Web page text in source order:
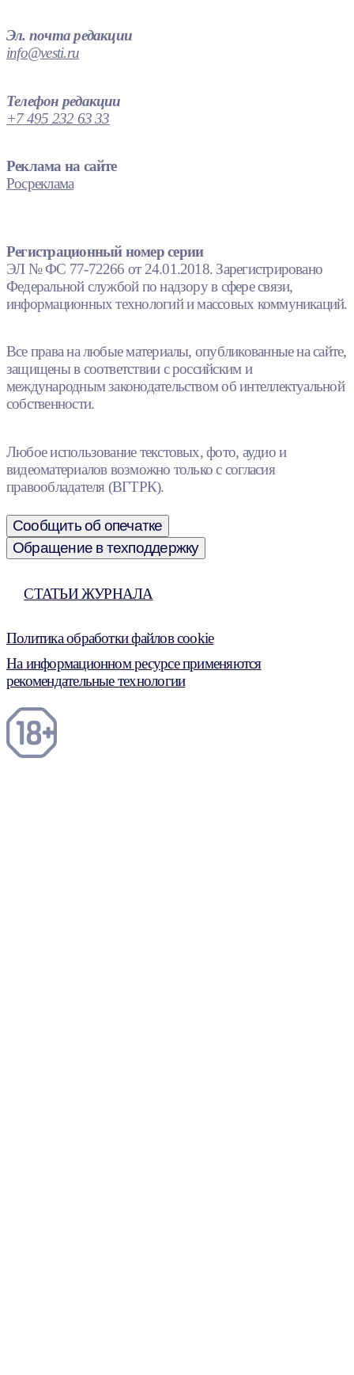
Эл. почта редакции
info@vesti.ru
Телефон редакции
+7 495 232 63 33
Реклама на сайте
Росреклама
Регистрационный номер серии
ЭЛ № ФС 77-72266 от 24.01.2018. Зарегистрировано
Федеральной службой по надзору в сфере связи,
информационных технологий и массовых коммуникаций.
Все права на любые материалы, опубликованные на сайте,
защищены в соответствии с российским и
международным законодательством об интеллектуальной
собственности.
Любое использование текстовых, фото, аудио и
видеоматериалов возможно только с согласия
правообладателя (ВГТРК).
Сообщить об опечатке
Обращение в техподдержку
СТАТЬИ ЖУРНАЛА
Политика обработки файлов cookie
На информационном ресурсе применяются
рекомендательные технологии